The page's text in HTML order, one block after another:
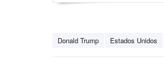
Donald Trump Estados Unidos